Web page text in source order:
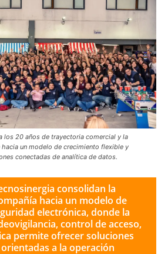
los 20 años de trayectoria comercial y la
un modelo de crecimiento flexible y
conectadas de analítica de datos.
consolidan la
hacia un modelo de
electrónica, donde la
control de acceso,
permite ofrecer soluciones
a la operación